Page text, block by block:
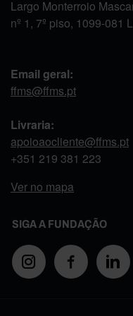
Largo Monterroio
nº 1, 7º piso, 1099-081
Email geral:
ffms@ffms.pt
Livraria:
apoioaocliente@ffms.pt
+351 219 381 223
Ver no mapa
SIGA A FUNDAÇÃO